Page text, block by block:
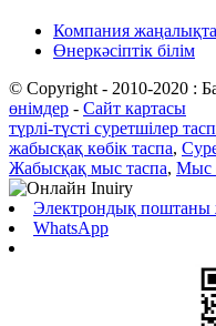
Компания
Өнеркәсіптік білім
© Copyright - 2010-2020 :
өнімдер - Сайт картасы
түрлі-түсті суретшілер
жабысқақ көбік таспа,
Жабысқақ мыс таспа, Мыс
Электрондық поштаны
WhatsApp